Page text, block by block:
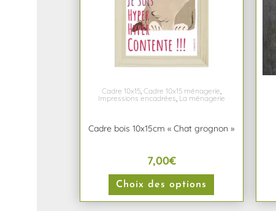
Cadre 10x15, Cadre 10x15 ménagerie
Impressions encadrées La ménagerie
Cadre bois 10x15cm « Chat grognon »
7,00€
Choix des options